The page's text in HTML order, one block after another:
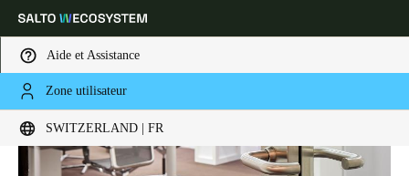
Aide et Assistance
Zone utilisateur
SWITZERLAND | FR
Sélectionnez vos paramètres de localisation et de langue
Global Europe North America Caribbean -